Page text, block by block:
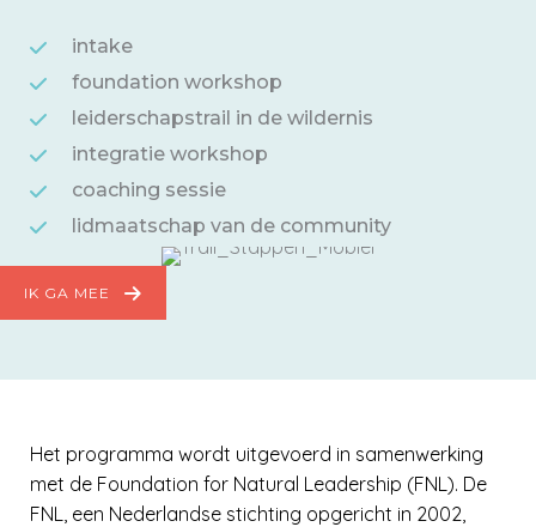
intake
foundation workshop
leiderschapstrail in de wildernis
integratie workshop
coaching sessie
lidmaatschap van de community
IK GA MEE
Het programma wordt uitgevoerd in samenwerking
met de Foundation for Natural Leadership (FNL). De
FNL, een Nederlandse stichting opgericht in 2002,